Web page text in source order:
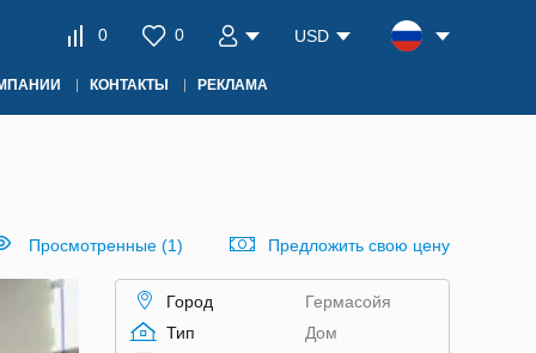
0 0 USD
КОНТАКТЫ РЕКЛАМА
Просмотренные (1) Предложить свою цену
Город
Гермасойя
Тип
Дом